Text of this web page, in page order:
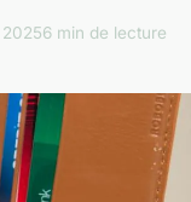
6 min de lecture